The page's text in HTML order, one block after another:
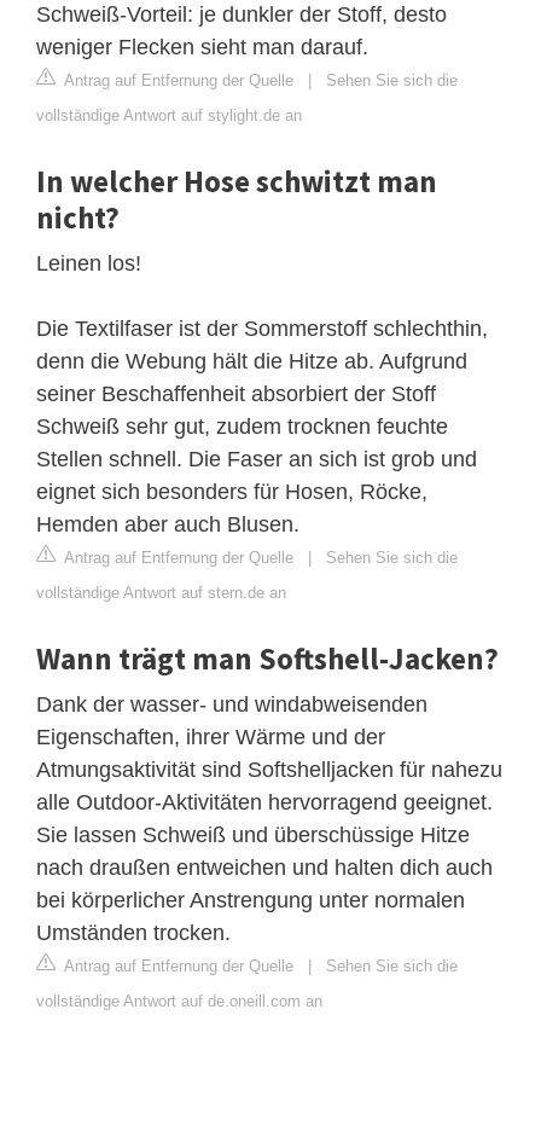
Schweiß-Vorteil: je dunkler der Stoff, desto
weniger Flecken sieht man darauf.
Antrag auf Entfernung der Quelle | Sehen Sie sich die
vollständige Antwort auf stylight.de an
In welcher Hose schwitzt man
nicht?
Leinen los!
Die Textilfaser ist der Sommerstoff schlechthin,
denn die Webung hält die Hitze ab. Aufgrund
seiner Beschaffenheit absorbiert der Stoff
Schweiß sehr gut, zudem trocknen feuchte
Stellen schnell. Die Faser an sich ist grob und
eignet sich besonders für Hosen, Röcke,
Hemden aber auch Blusen.
Antrag auf Entfernung der Quelle | Sehen Sie sich die
vollständige Antwort auf stern.de an
Wann trägt man Softshell-Jacken?
Dank der wasser- und windabweisenden
Eigenschaften, ihrer Wärme und der
Atmungsaktivität sind Softshelljacken für nahezu
alle Outdoor-Aktivitäten hervorragend geeignet.
Sie lassen Schweiß und überschüssige Hitze
nach draußen entweichen und halten dich auch
bei körperlicher Anstrengung unter normalen
Umständen trocken.
Antrag auf Entfernung der Quelle | Sehen Sie sich die
vollständige Antwort auf de.oneill.com an